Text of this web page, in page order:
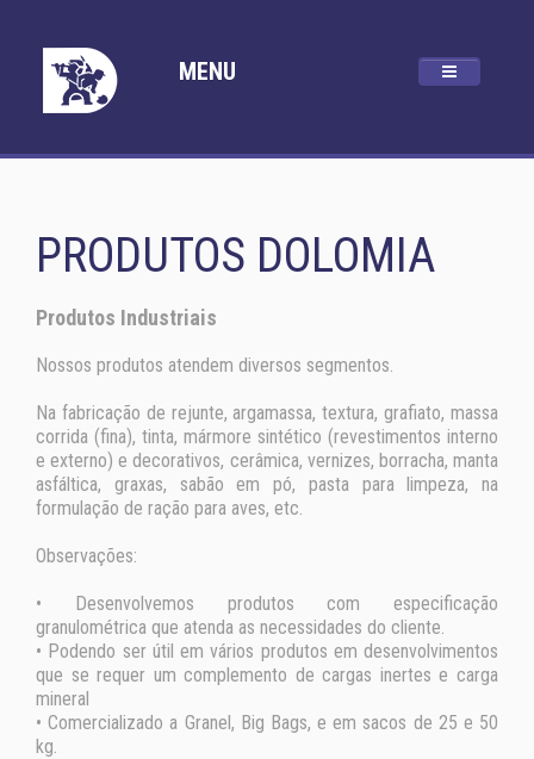
MENU
PRODUTOS DOLOMIA
Produtos Industriais
Nossos produtos atendem diversos segmentos.
Na fabricação de rejunte, argamassa, textura, grafiato, massa
corrida (fina), tinta, mármore sintético (revestimentos interno
e externo) e decorativos, cerâmica, vernizes, borracha, manta
asfáltica, graxas, sabão em pó, pasta para limpeza, na
formulação de ração para aves, etc.
Observações:
• Desenvolvemos produtos com especificação
granulométrica que atenda as necessidades do cliente.
• Podendo ser útil em vários produtos em desenvolvimentos
que se requer um complemento de cargas inertes e carga
mineral
• Comercializado a Granel, Big Bags, e em sacos de 25 e 50
kg.